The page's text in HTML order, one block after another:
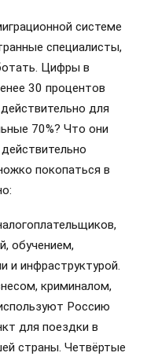
системе
специалисты,
Цифры в
30 процентов
для
70%? Что они
покопаться в
обучением,
и инфраструктурой.
криминалом,
Россию
для поездки в
страны. Четвёртые